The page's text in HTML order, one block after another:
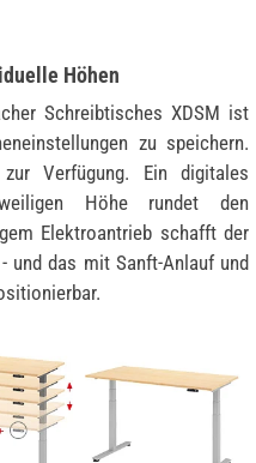
Höhen
Schreibtisches XDSM ist
zu speichern.
Verfügung. Ein digitales
Höhe rundet den
Elektroantrieb schafft der
und das mit Sanft-Anlauf und